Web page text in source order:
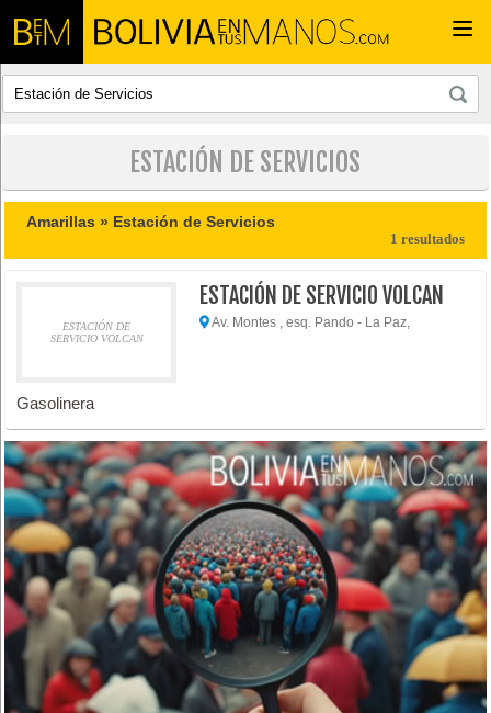
ESTACIÓN DE SERVICIOS
Amarillas » Estación de Servicios
1 resultados
ESTACIÓN DE
SERVICIO VOLCAN
ESTACIÓN DE SERVICIO VOLCAN
Av. Montes , esq. Pando - La Paz,
Gasolinera